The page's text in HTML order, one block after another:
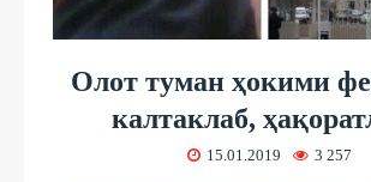
Олот туман ҳокими
калтаклаб,
15.01.2019 3 257